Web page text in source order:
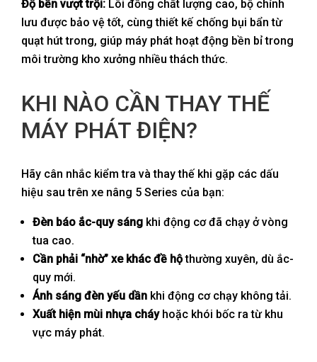
Độ bền vượt trội: Lõi đồng chất lượng cao, bộ chỉnh
lưu được bảo vệ tốt, cùng thiết kế chống bụi bẩn từ
quạt hút trong, giúp máy phát hoạt động bền bỉ trong
môi trường kho xưởng nhiều thách thức.
KHI NÀO CẦN THAY THẾ
MÁY PHÁT ĐIỆN?
Hãy cân nhắc kiểm tra và thay thế khi gặp các dấu
hiệu sau trên xe nâng 5 Series của bạn:
Đèn báo ắc-quy sáng khi động cơ đã chạy ở vòng
tua cao.
Cần phải “nhờ” xe khác đề hộthường xuyên, dù ắc-
quy mới.
Ánh sáng đèn yếu dần khi động cơ chạy không tải.
Xuất hiện mùi nhựa cháyhoặc khói bốc ra từ khu
vực máy phát.